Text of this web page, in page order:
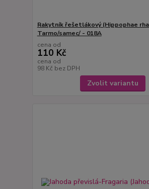
Rakytník řešetlákový (Hippophae
Tarmo/samec/ - 018A
cena od
110 Kč
cena od
98 Kč bez DPH
Zvolit variantu